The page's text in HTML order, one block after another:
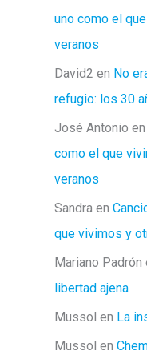
uno como el
veranos
David2 en No
refugio: los 30
José Antonio en
como el que
veranos
Sandra en
que vivimos y
Mariano Padrón
libertad ajena
Mussol en La
Mussol en